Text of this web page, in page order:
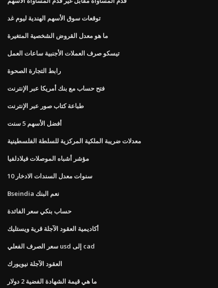
توقعات سوق الأسهم الهندية ليوم غد
ما هو معدل القروض الشخصية المتغيرة
تيسكو صرف العملات الأجنبية ساعات العمل
رابط التجارة الصحوة
فتح حساب مع بنك أمريكا عبر الإنترنت
طباعة كتاب صور عبر الإنترنت
أفضل الأسهم 5 سنت
معدلات ضريبة الملكية المركزية للسلطة الفلسطينية
مؤشر أشباه الموصلات فيلادلفيا
10 سنوات معدل السندات الادخار
Bseindia نعم البنك
حساب بنكي سعر الفائدة
أكاديمية العقود الآجلة قرية ويستليك
سعر الصرف الفعلي usd إلى cad
العقود الآجلة نيويورك
ما هي قيمة الشهادة الفضية 2 دولار